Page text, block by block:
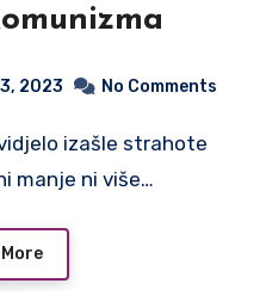
2023 No Comments
manje ni više…